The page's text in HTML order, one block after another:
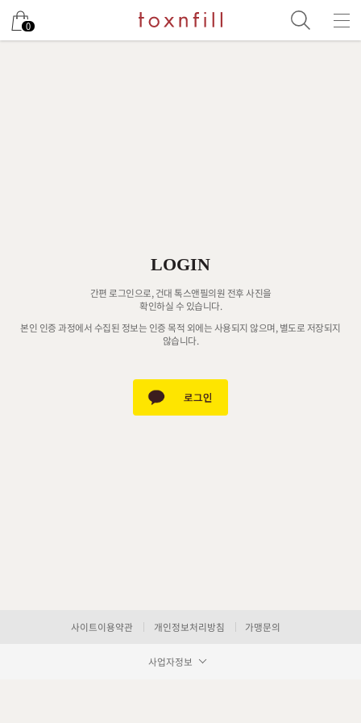
0
LOGIN
간편 로그인으로, 건대 톡스앤필의원 전후 사진을
확인하실 수 있습니다.
본인 인증 과정에서 수집된 정보는 인증 목적 외에는 사용되지 않으며, 별도로 저장되지
않습니다.
사이트이용약관 개인정보처리방침 가맹문의
사업자정보